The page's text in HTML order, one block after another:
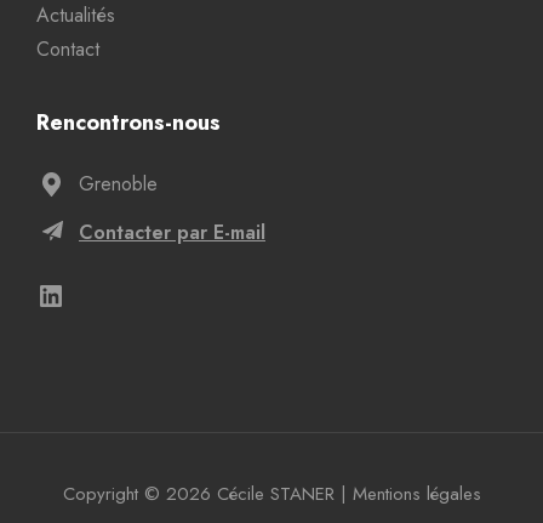
Actualités
Contact
Rencontrons-nous
Grenoble
Contacter par E-mail
Copyright © 2026 Cécile STANER| Mentions légales